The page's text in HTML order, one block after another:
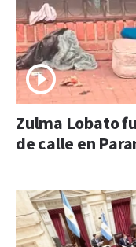
Zulma Lobato
de calle en